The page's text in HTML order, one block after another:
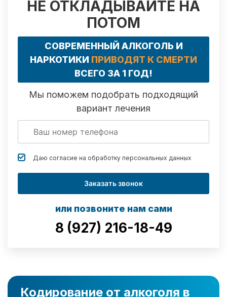
НЕ ОТКЛАДЫВАЙТЕ НА
ПОТОМ
СОВРЕМЕННЫЙ АЛКОГОЛЬ И
НАРКОТИКИ ПРИВОДЯТ К СМЕРТИ
ВСЕГО ЗА 1 ГОД!
Мы поможем подобрать подходящий
вариант лечения
Даю согласие на обработку персональных данных
Заказать звонок
или позвоните нам сами
8 (927) 216-18-49
Кодирование от алкоголя в